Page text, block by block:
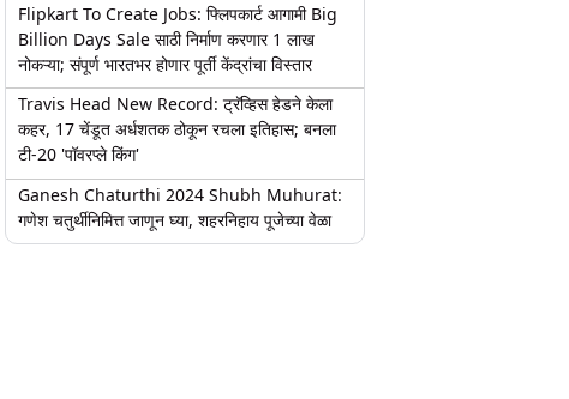
Flipkart To Create Jobs: फ्लिपकार्ट आगामी Big
Billion Days Sale साठी निर्माण करणार 1 लाख
नोकऱ्या; संपूर्ण भारतभर होणार पूर्ती केंद्रांचा विस्तार
Travis Head New Record: ट्रॅव्हिस हेडने केला
कहर, 17 चेंडूत अर्धशतक ठोकून रचला इतिहास; बनला
टी-20 'पॉवरप्ले किंग'
Ganesh Chaturthi 2024 Shubh Muhurat:
गणेश चतुर्थीनिमित्त जाणून घ्या, शहरनिहाय पूजेच्या वेळा